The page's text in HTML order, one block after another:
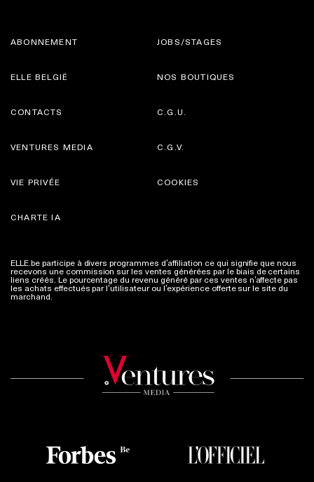
ABONNEMENT
ELLE BELGIË
JOBS/STAGES
NOS BOUTIQUES
CONTACTS
VENTURES MEDIA
C.G.U.
C.G.V.
VIE PRIVÉE
CHARTE IA
COOKIES
ELLE.be participe à divers programmes d’affiliation ce qui signifie que nous
recevons une commission sur les ventes générées par le biais de certains
liens créés. Le pourcentage du revenu généré par ces ventes n’affecte pas
les achats effectués par l’utilisateur ou l’expérience offerte sur le site du
marchand. Plus d'infos